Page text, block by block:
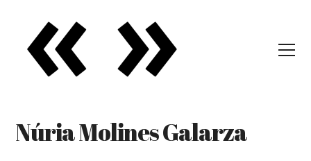
Núria Molines Galarza